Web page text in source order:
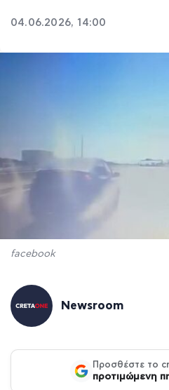
04.06.2026, 14:00
facebook
Newsroom
Προσθέστε το
προτιμώμενη